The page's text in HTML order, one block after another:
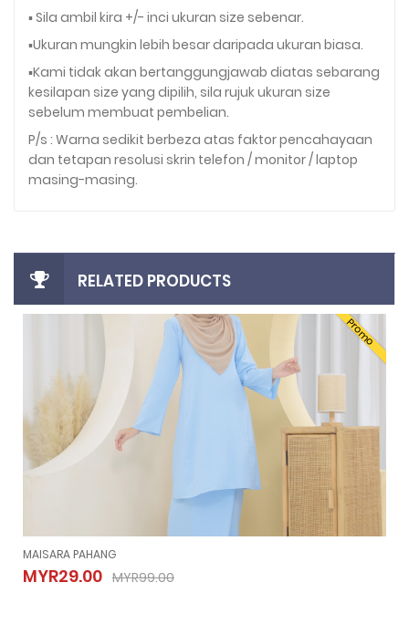
▪️ Sila ambil kira +/- inci ukuran size sebenar.
▪️Ukuran mungkin lebih besar daripada ukuran biasa.
▪️Kami tidak akan bertanggungjawab diatas sebarang
kesilapan size yang dipilih, sila rujuk ukuran size
sebelum membuat pembelian.
P/s : Warna sedikit berbeza atas faktor pencahayaan
dan tetapan resolusi skrin telefon / monitor / laptop
masing-masing.
RELATED PRODUCTS
Promo
MAISARA PAHANG
MYR29.00 MYR99.00
MAISARA PAHANG
MYR29.00 MYR99.00